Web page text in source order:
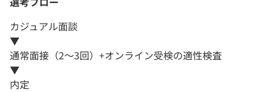
カジュアル面談
▼
通常面接（2〜3回）+オンライン受検の適性検査
▼
内定